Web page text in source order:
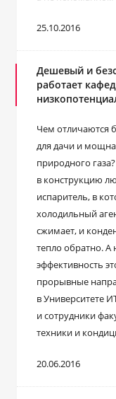
25.10.2016
Дешевый и
работает
Чем отличаются
для дачи и
природного
в конструкцию
испаритель, в
холодильный
сжимает, и
тепло обратно. А
эффективность
прорывные
в Университете
и сотрудники
техники и
20.06.2016